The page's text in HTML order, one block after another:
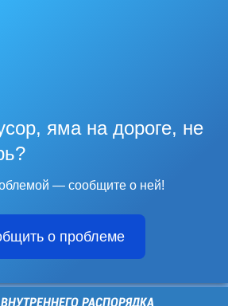
яма на дороге, не
— сообщите о ней!
о проблеме
РАСПОРЯДКА